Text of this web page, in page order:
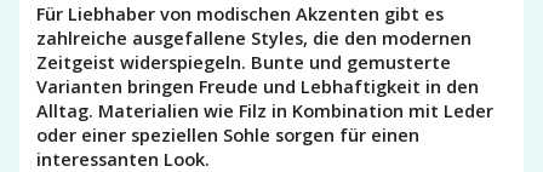
Für Liebhaber von modischen Akzenten gibt es
zahlreiche ausgefallene Styles, die den modernen
Zeitgeist widerspiegeln. Bunte und gemusterte
Varianten bringen Freude und Lebhaftigkeit in den
Alltag. Materialien wie Filz in Kombination mit Leder
oder einer speziellen Sohle sorgen für einen
interessanten Look.